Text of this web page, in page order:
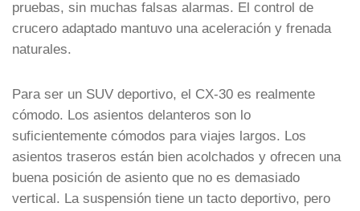
pruebas, sin muchas falsas alarmas. El control de
crucero adaptado mantuvo una aceleración y frenada
naturales.
Para ser un SUV deportivo, el CX-30 es realmente
cómodo. Los asientos delanteros son lo
suficientemente cómodos para viajes largos. Los
asientos traseros están bien acolchados y ofrecen una
buena posición de asiento que no es demasiado
vertical. La suspensión tiene un tacto deportivo, pero